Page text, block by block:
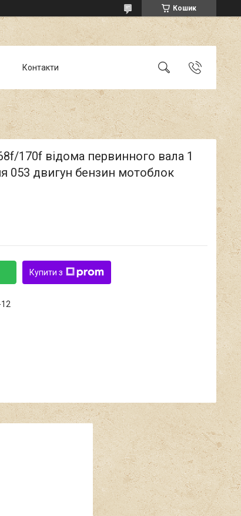
Кошик
Контакти
170f відома первинного вала 1
053 двигун бензин мотоблок
Купити з